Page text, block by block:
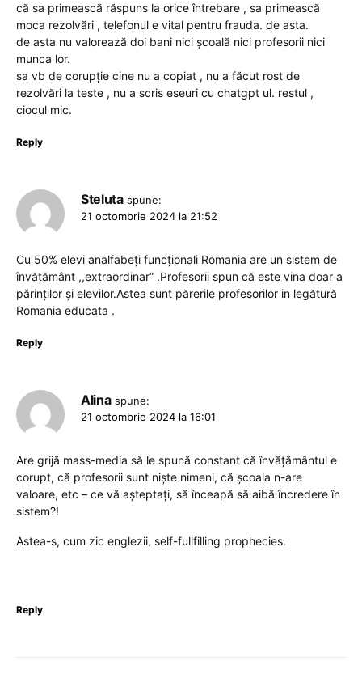
că sa primească răspuns la orice întrebare , sa primească
moca rezolvări , telefonul e vital pentru frauda. de asta.
de asta nu valorează doi bani nici școală nici profesorii nici
munca lor.
sa vb de corupție cine nu a copiat , nu a făcut rost de
rezolvări la teste , nu a scris eseuri cu chatgpt ul. restul ,
ciocul mic.
Reply
Steluta spune:
21 octombrie 2024 la 21:52
Cu 50% elevi analfabeți funcționali Romania are un sistem de
învățământ ,,extraordinar” .Profesorii spun că este vina doar a
părinților și elevilor.Astea sunt părerile profesorilor in legătură
Romania educata .
Reply
Alina spune:
21 octombrie 2024 la 16:01
Are grijă mass-media să le spună constant că învățământul e
corupt, că profesorii sunt niște nimeni, că școala n-are
valoare, etc – ce vă așteptați, să înceapă să aibă încredere în
sistem?!
Astea-s, cum zic englezii, self-fullfilling prophecies.
Reply